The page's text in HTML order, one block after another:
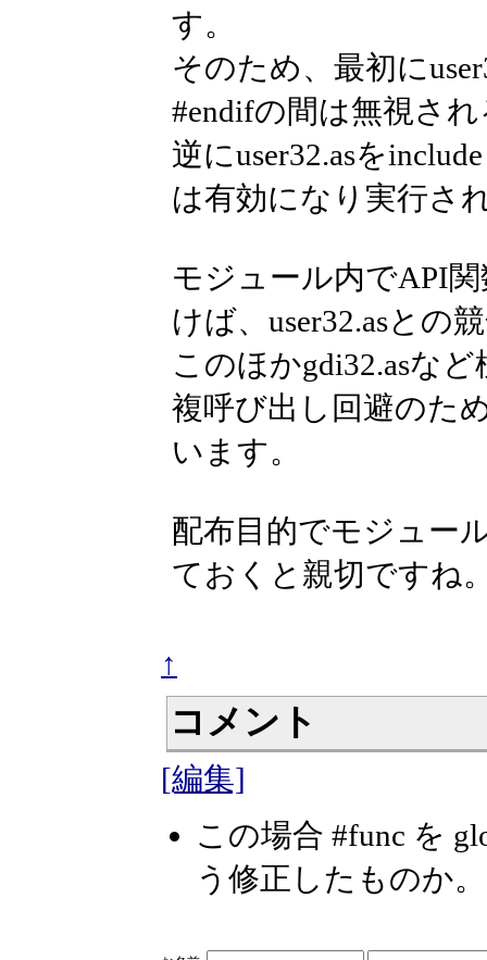
す。
そのため、最初に
#endifの間は無視さ
逆にuser32.asを
は有効になり実行さ
モジュール内でAPI
けば、user32.asとの
このほかgdi32.asな
複呼び出し回避のた
います。
配布目的でモジュー
ておくと親切ですね
↑
コメント
[編集]
この場合 #func を
う修正したものか